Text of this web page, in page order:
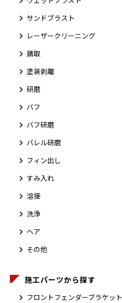
サンドブラスト
レーザークリーニング
錆取
塗装剥離
研磨
バフ
バフ研磨
バレル研磨
フィン出し
すみ入れ
溶接
洗浄
ヘア
その他
施工パーツから探す
フロントフェンダーブラケット